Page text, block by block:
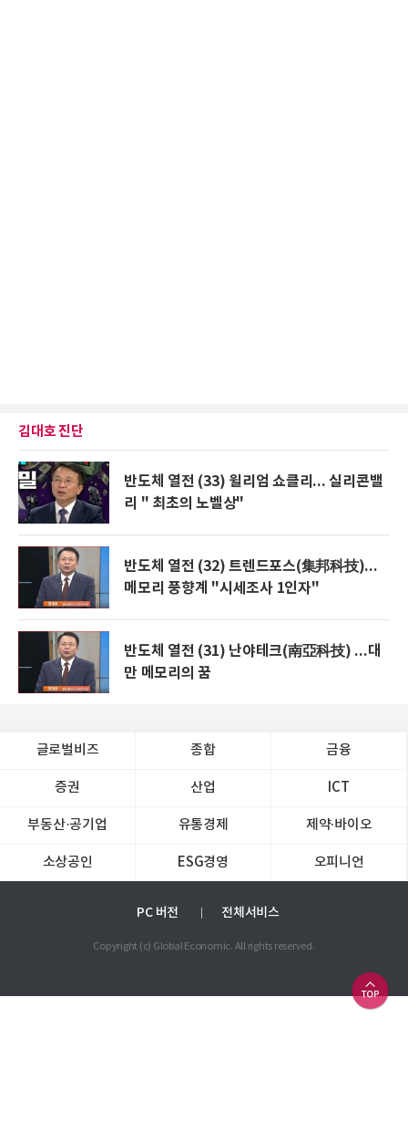
김대호 진단
반도체 열전 (33) 윌리엄 쇼클리... 실리콘밸
리 " 최초의 노벨상"
반도체 열전 (32) 트렌드포스(集邦科技)...
메모리 풍향계 "시세조사 1인자"
반도체 열전 (31) 난야테크(南亞科技) ...대
만 메모리의 꿈
글로벌비즈 종합 금융
증권 산업 ICT
부동산·공기업 유통경제 제약∙바이오
소상공인 ESG경영 오피니언
PC 버전 전체서비스
Copyright (c) Global Economic. All rights reserved.